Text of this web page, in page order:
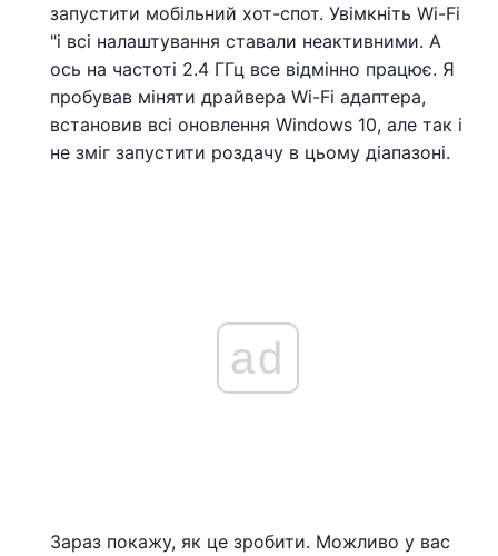
запустити мобільний хот-спот. Увімкніть Wi-Fi
"і всі налаштування ставали неактивними. А
ось на частоті 2.4 ГГц все відмінно працює. Я
пробував міняти драйвера Wi-Fi адаптера,
встановив всі оновлення Windows 10, але так і
не зміг запустити роздачу в цьому діапазоні.
ad
Зараз покажу, як це зробити. Можливо у вас